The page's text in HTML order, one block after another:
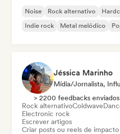
Noise Rock alternativo
Indie rock
Metal melódico
Jéssica Marinho
Mídia/Jornalista,
> 2200 feedbacks enviados
Rock alternativoColdwave
Electronic rock
Escrever artigos
Criar posts ou reels de